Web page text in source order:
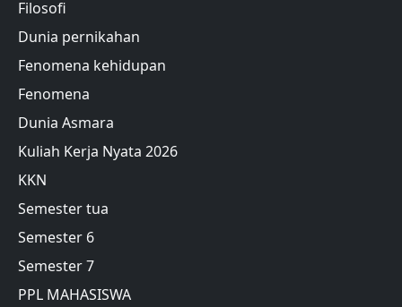
Filosofi
Dunia pernikahan
Fenomena kehidupan
Fenomena
Dunia Asmara
Kuliah Kerja Nyata 2026
KKN
Semester tua
Semester 6
Semester 7
PPL MAHASISWA